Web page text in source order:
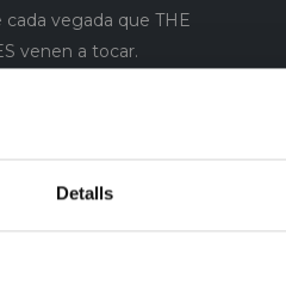
Detalls
cada vegada que THE
venen a tocar.